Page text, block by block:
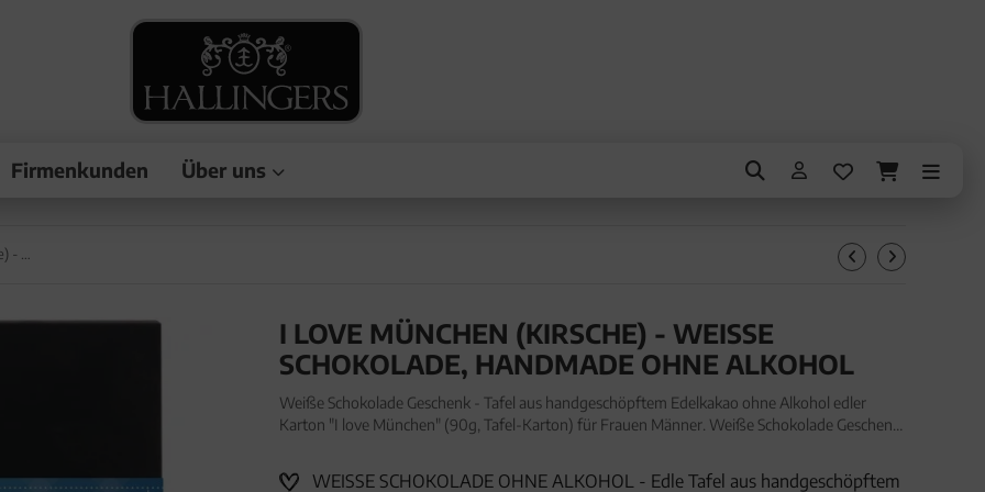
Firmenkunden Über uns
I LOVE MÜNCHEN (KIRSCHE) - WEISSE S
CHOKOLADE, HANDMADE OHNE ALKOHOL
Weiße Schokolade Geschenk - Tafel aus handgeschöpftem Edelkakao ohne Alkohol edler
Karton "I love München" (90g, Tafel-Karton) für Frauen Männer. Weiße Schokolade Geschenk
WEISSE SCHOKOLADE OHNE ALKOHOL - Edle Tafel aus handgeschöpftem